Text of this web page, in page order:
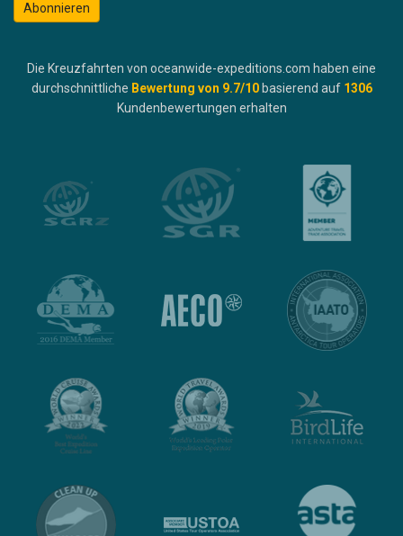
Abonnieren
Die Kreuzfahrten von oceanwide-expeditions.com haben eine
durchschnittliche Bewertung von 9.7/10 basierend auf 1306
Kundenbewertungen erhalten